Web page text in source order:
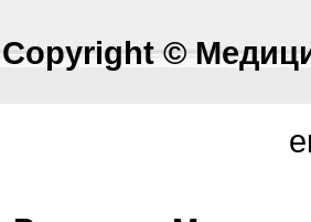
Copyright ©